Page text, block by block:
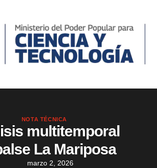
NOTA TÉCNICA
multitemporal
La Mariposa
marzo 2, 2026